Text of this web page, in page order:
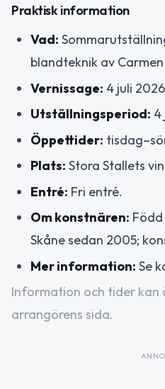
Praktisk information
Vad:
blandteknik av
Vernissage: 4 juli
Utställningsperiod: 4
Öppettider:
Plats: Stora Stallets
Entré: Fri entré.
Om konstnären: Född
Skåne sedan 2005;
Mer information: Se
Information och tider kan
arrangörens sida.